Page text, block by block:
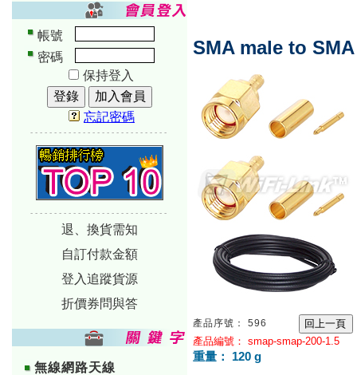
帳號
密碼
保持登入
忘記密碼
-----------------------------
-----------------------------
退、換貨需知
自訂付款金額
登入追蹤貨源
折價券問與答
無線網路天線
SMA male to
產品序號： 596
產品編號： smap-smap-200-1.5
重量： 120 g